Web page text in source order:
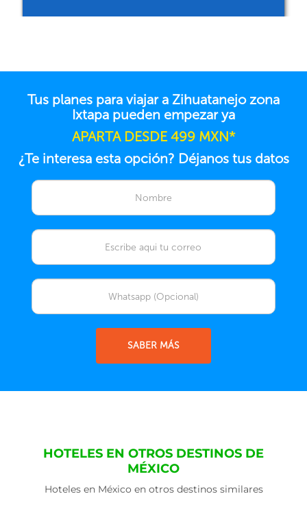
Tus planes para viajar a Zihuatanejo zona
Ixtapa pueden empezar ya
APARTA DESDE 499 MXN*
¿Te interesa esta opción? Déjanos tus datos
SABER MÁS
HOTELES EN OTROS DESTINOS DE
MÉXICO
Hoteles en México en otros destinos similares